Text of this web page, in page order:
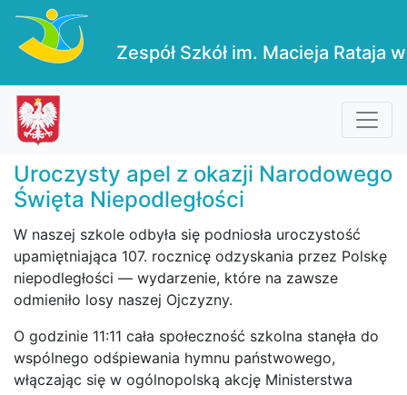
Zespół Szkół im. Macieja Rataja
Uroczysty apel z okazji Narodowego
Święta Niepodległości
W naszej szkole odbyła się podniosła uroczystość
upamiętniająca 107. rocznicę odzyskania przez Polskę
niepodległości — wydarzenie, które na zawsze
odmieniło losy naszej Ojczyzny.
O godzinie 11:11 cała społeczność szkolna stanęła do
wspólnego odśpiewania hymnu państwowego,
włączając się w ogólnopolską akcję Ministerstwa